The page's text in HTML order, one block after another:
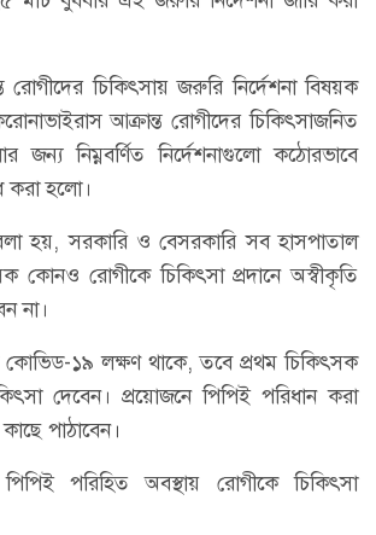
চিকিৎসায় জরুরি নির্দেশনা বিষয়ক
আক্রান্ত রোগীদের চিকিৎসাজনিত
জন্য নিম্নবর্ণিত নির্দেশনাগুলো কঠোরভাবে
করা হলো।
হয়, সরকারি ও বেসরকারি সব হাসপাতাল
কোনও রোগীকে চিকিৎসা প্রদানে অস্বীকৃতি
না।
১৯ লক্ষণ থাকে, তবে প্রথম চিকিৎসক
দেবেন। প্রয়োজনে পিপিই পরিধান করা
পাঠাবেন।
পরিহিত অবস্থায় রোগীকে চিকিৎসা